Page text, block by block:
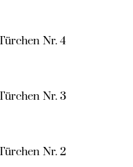
Nr. 4
Nr. 3
Nr. 2